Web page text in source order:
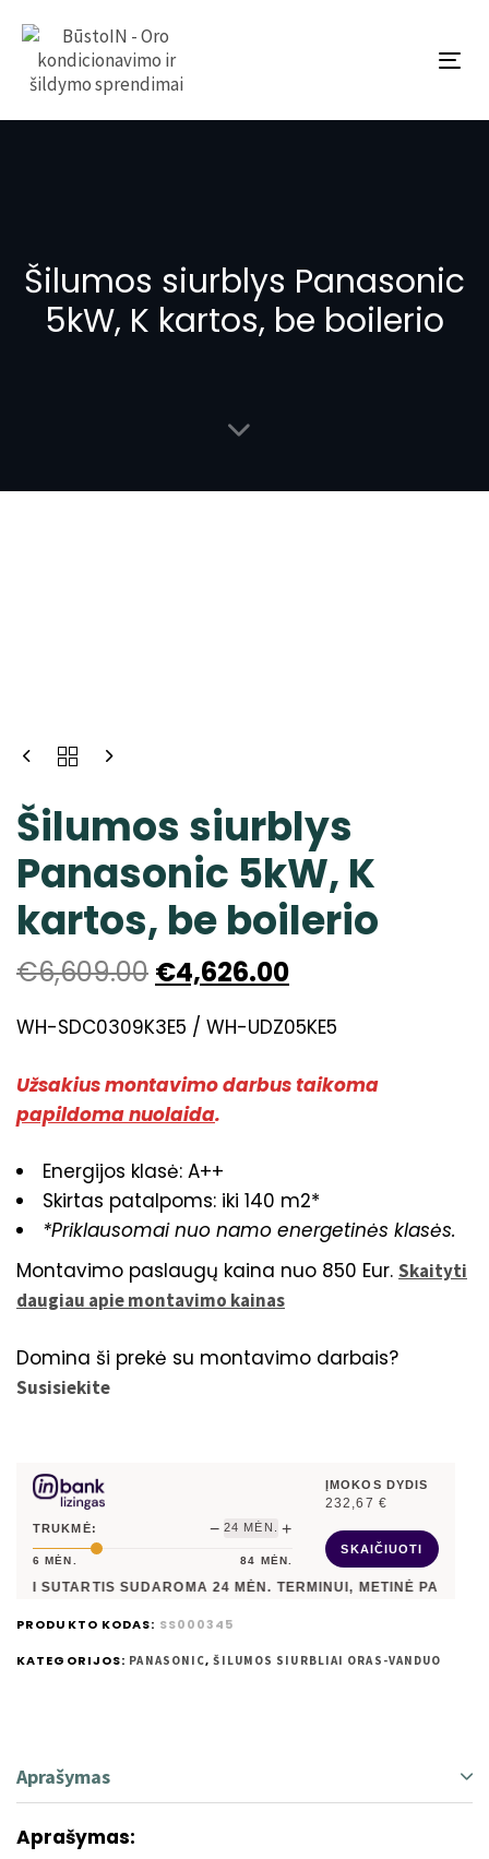
Šilumos siurblys Panasonic
5kW, K kartos, be boilerio
Šilumos siurblys
Panasonic 5kW, K
kartos, be boilerio
€6,609.00 €4,626.00
WH-SDC0309K3E5 / WH-UDZ05KE5
Užsakius montavimo darbus taikoma
papildoma nuolaida.
Energijos klasė: A++
Skirtas patalpoms: iki 140 m2*
*Priklausomai nuo namo energetinės klasės.
Montavimo paslaugų kaina nuo 850 Eur. Skaityti
daugiau apie montavimo kainas
Domina ši prekė su montavimo darbais?
Susisiekite
TRUKMĖ: − 24 MĖN. +
6 MĖN. 84 MĖN.
ĮMOKOS DYDIS
232,67 €
SKAIČIUOTI
SUDAROMA 24MĖN. TERMINUI, METINĖ PALŪKANŲ
PRODUKTO KODAS: SS000345
KATEGORIJOS: PANASONIC,ŠILUMOS SIURBLIAI ORAS-VANDUO
Aprašymas
Aprašymas: